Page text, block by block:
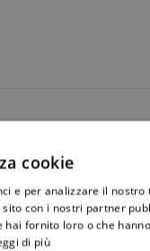
dal servizio
visitatori. È
cookie
e per analizzare il nostro
con i nostri partner
fornito loro o che
di più